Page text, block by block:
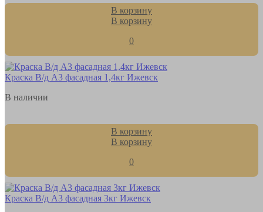
В корзину
В корзину
0
Краска В/д А3 фасадная 1,4кг Ижевск
В наличии
В корзину
В корзину
0
Краска В/д А3 фасадная 3кг Ижевск